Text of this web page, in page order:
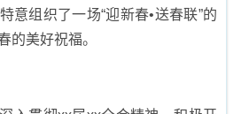
意组织了一场“迎新春•送春联”的
的美好祝福。